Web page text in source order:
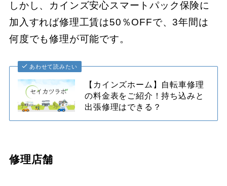
しかし、カインズ安心スマートパック保険に
加入すれば修理工賃は50％OFFで、3年間は
何度でも修理が可能です。
あわせて読みたい
【カインズホーム】自転車修理
の料金表をご紹介！持ち込みと
出張修理はできる？
修理店舗